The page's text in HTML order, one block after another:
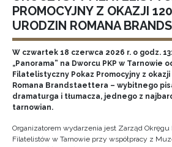
PROMOCYJNY Z OKAZJI
URODZIN ROMANA
W czwartek 18 czerwca 2026 r. o godz.
„Panorama” na Dworcu PKP w Tarnowie
Filatelistyczny Pokaz Promocyjny z
Romana Brandstaettera – wybitnego
dramaturga i tłumacza, jednego z
tarnowian.
Organizatorem wydarzenia jest Zarząd
Filatelistów w Tarnowie przy współpracy z